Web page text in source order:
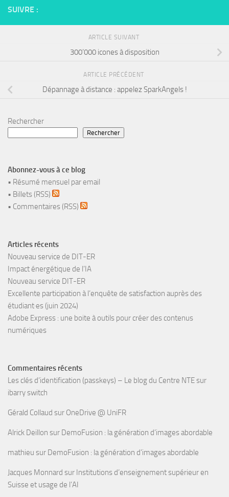
SUIVRE :
ARTICLE SUIVANT
300’000 icones à disposition
ARTICLE PRÉCÉDENT
Dépannage à distance : appelez SparkAngels !
Rechercher
Rechercher
Abonnez-vous à ce blog
• Résumé mensuel par email
• Billets (RSS)
• Commentaires (RSS)
Articles récents
Nouveau service de DIT-ER
Impact énergétique de l’IA
Nouveau service DIT-ER
Excellente participation à l’enquête de satisfaction auprès des
étudiant·es (juin 2024)
Adobe Express : une boite à outils pour créer des contenus
numériques
Commentaires récents
Les clés d’identification (passkeys) – Le blog du Centre NTEsur
ibarry switch
Gérald Collaud sur OneDrive @ UniFR
Alrick Deillon sur DemoFusion : la génération d’images abordable
mathieu sur DemoFusion : la génération d’images abordable
Jacques Monnard sur Institutions d’enseignement supérieur en
Suisse et usage de l’AI